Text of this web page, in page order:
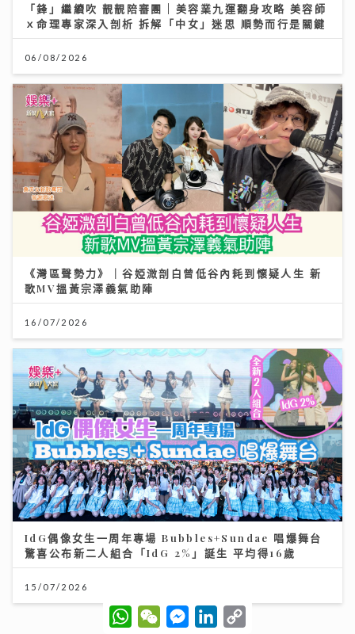
「鋒」繼續吹 靚靚陪審團 | 美容業九運翻身攻略 美容師
ｘ命理專家深入剖析 拆解「中女」迷思 順勢而行是關鍵
06/08/2026
《灣區聲勢力》｜谷婭溦剖白曾低谷內耗到懷疑人生 新
歌MV搵黃宗澤義氣助陣
16/07/2026
IdG偶像女生一周年專場 Bubbles+Sundae 唱爆舞台
驚喜公布新二人組合「IdG 2%」誕生 平均得16歲
15/07/2026
W
h
W
e
M
e
L